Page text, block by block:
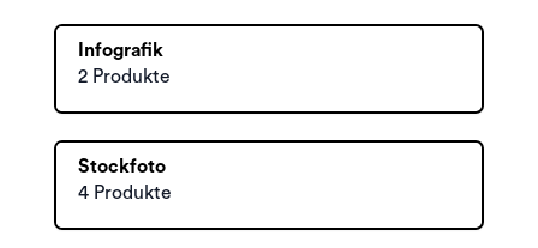
Infografik
2 Produkte
Stockfoto
4 Produkte